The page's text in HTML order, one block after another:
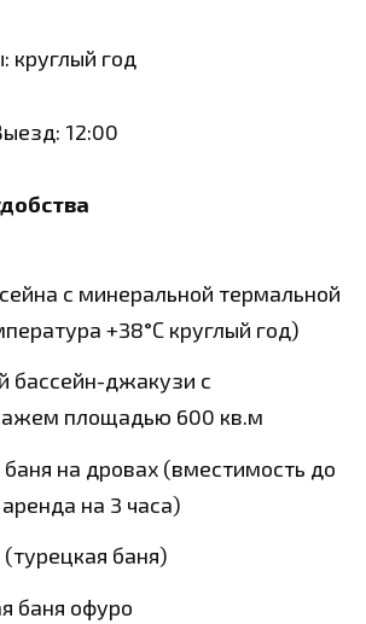
круглый год
12:00
с минеральной термальной
+38°С круглый год)
бассейн-джакузи с
площадью 600 кв.м
баня на дровах (вместимость до
на 3 часа)
баня)
баня офуро